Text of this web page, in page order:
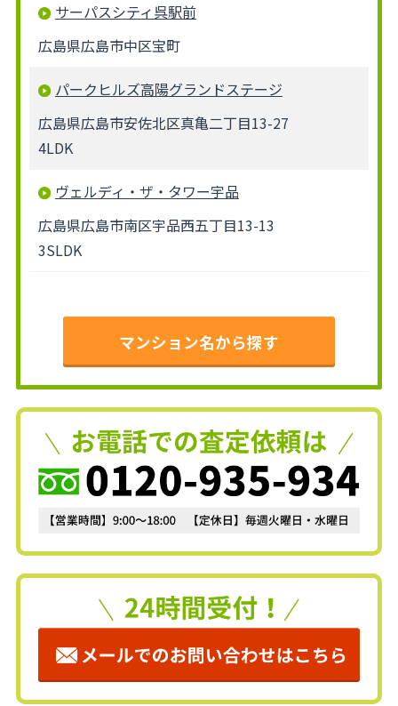
サーパスシティ呉駅前
広島県広島市中区宝町
パークヒルズ高陽グランドステージ
広島県広島市安佐北区真亀二丁目13-27
4LDK
ヴェルディ・ザ・タワー宇品
広島県広島市南区宇品西五丁目13-13
3SLDK
マンション名から探す